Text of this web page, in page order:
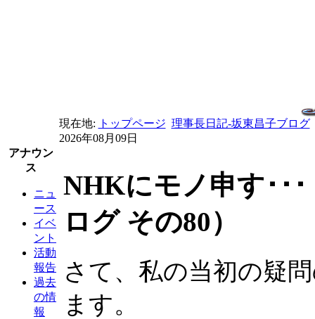
現在地: トップページ 理事長日記-坂東昌子ブログ
2026年08月09日
アナウン
ス
ニュ
ース
イベ
ント
活動
報告
過去
の情
報
NHKにモノ申す･･
ログ その80）
さて、私の当初の疑
ます。